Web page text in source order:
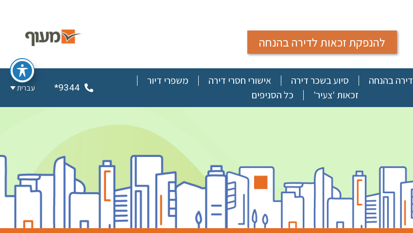
להנפקת זכאות לדירה בהנחה
דירה בהנחה סיוע בשכר דירה אישורי חסרי דירה
משפרי דיור
זכאות 'צעיר'
כל הסניפים
9344* עברית